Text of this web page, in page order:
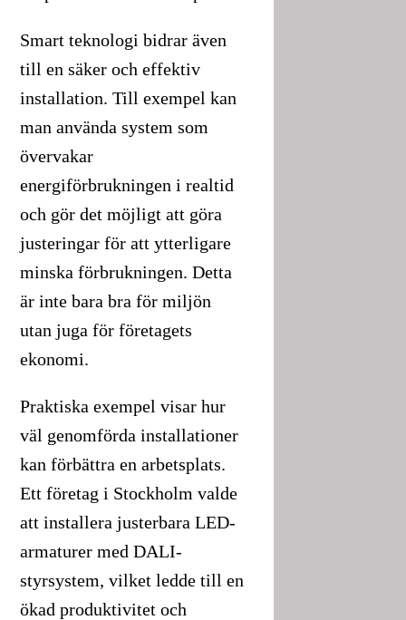
Smart teknologi bidrar även
till en säker och effektiv
installation. Till exempel kan
man använda system som
övervakar
energiförbrukningen i realtid
och gör det möjligt att göra
justeringar för att ytterligare
minska förbrukningen. Detta
är inte bara bra för miljön
utan juga för företagets
ekonomi.
Praktiska exempel visar hur
väl genomförda installationer
kan förbättra en arbetsplats.
Ett företag i Stockholm valde
att installera justerbara LED-
armaturer med DALI-
styrsystem, vilket ledde till en
ökad produktivitet och